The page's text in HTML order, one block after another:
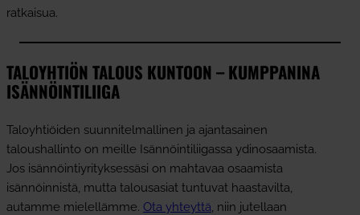
ratkaisua.
TALOYHTIÖN TALOUS KUNTOON – KUMPPANINA
ISÄNNÖINTILIIGA
Taloyhtiöiden suunnitelmallinen ja ajantasainen
taloushallinto on meille Isännöintiliigassa ydinosaamista.
Jos isännöintiyrityksessäsi on mahtavaa osaamista
isännöinnistä, mutta talousasiat tuntuvat haastavilta,
autamme mielellämme. Ota yhteyttä, niin jutellaan